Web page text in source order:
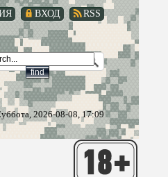
RSS
ВХОД
2026-08-08, 17:09